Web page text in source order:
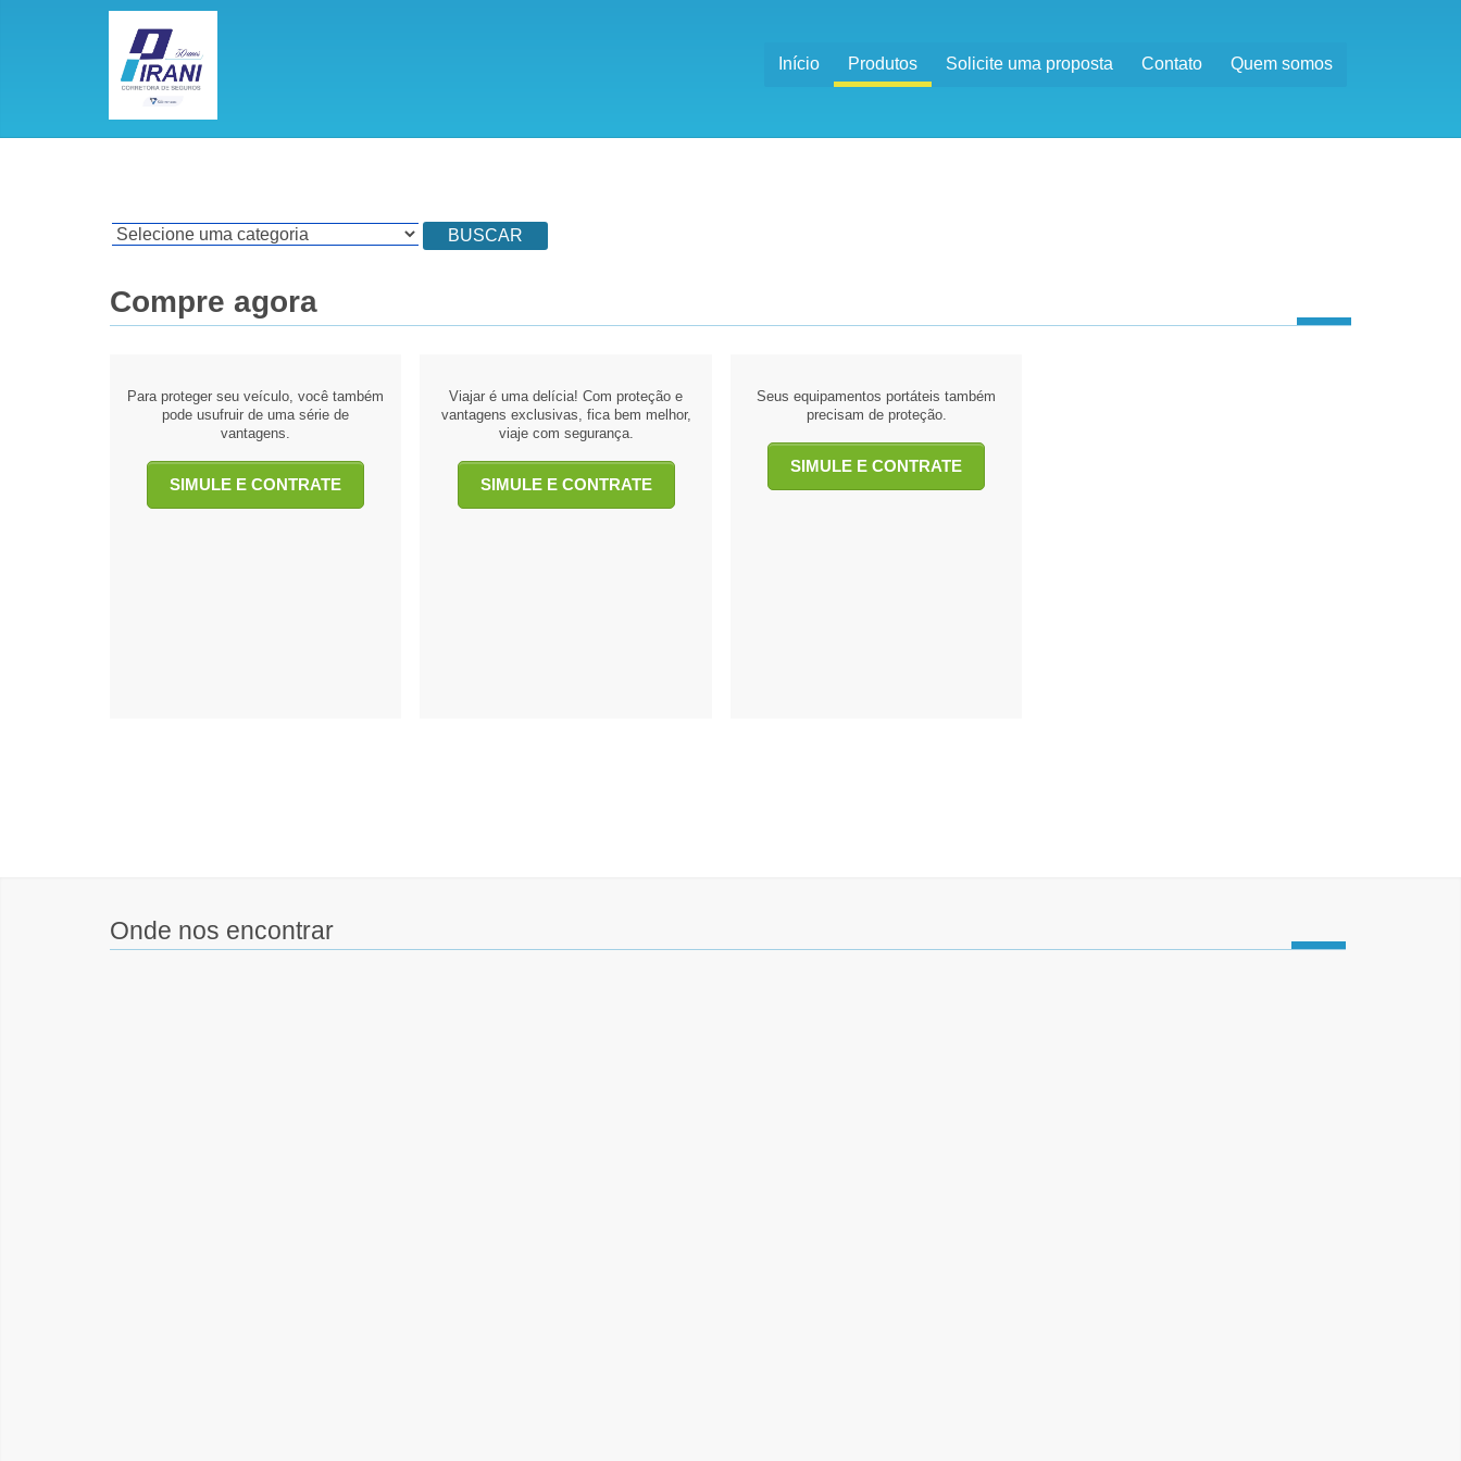
Início Produtos Solicite uma proposta Contato Quem somos
BUSCAR
Compre agora
Para proteger seu veículo, você também
pode usufruir de uma série de
vantagens.
SIMULE E CONTRATE
Viajar é uma delícia! Com proteção e
vantagens exclusivas, fica bem melhor,
viaje com segurança.
SIMULE E CONTRATE
Seus equipamentos portáteis também
precisam de proteção.
SIMULE E CONTRATE
Onde nos encontrar